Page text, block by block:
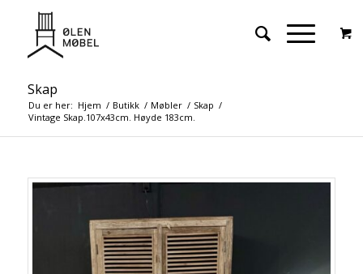
Skap
Du er her: Hjem / Butikk / Møbler / Skap /
Vintage Skap.107x43cm. Høyde 183cm.